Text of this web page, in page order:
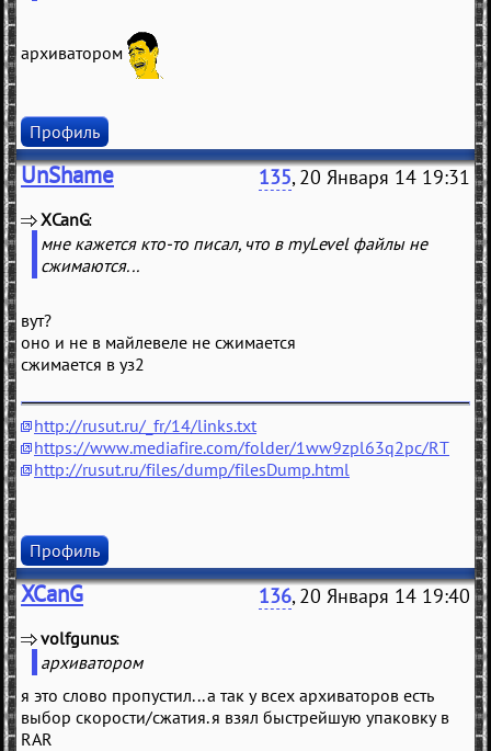
архиватором
Профиль
UnShame 135, 20 Января 14 19:31
XCanG
мне кажется кто-то писал, что в myLevel файлы не
сжимаются...
вут?
оно и не в майлевеле не сжимается
сжимается в уз2
http://rusut.ru/_fr/14/links.txt
https://www.mediafire.com/folder/1ww9zpl63q2pc/RT
http://rusut.ru/files/dump/filesDump.html
Профиль
XCanG 136, 20 Января 14 19:40
volfgunus
архиватором
я это слово пропустил... а так у всех архиваторов есть
выбор скорости/сжатия. я взял быстрейшую упаковку в
RAR